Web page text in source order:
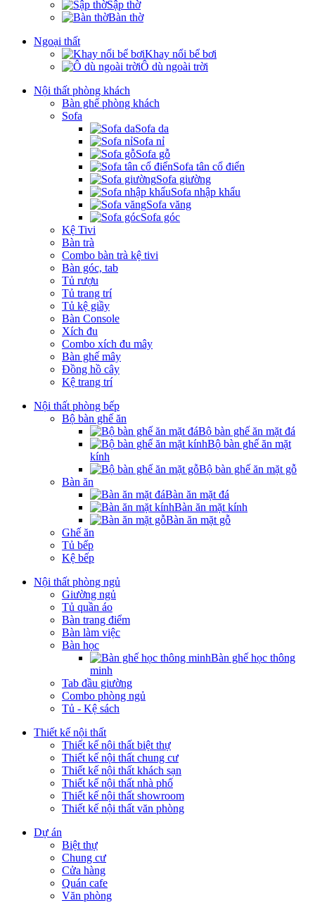
Sập thờ
Bàn thờ
Ngoại thất
Khay nổi bể bơi
Ô dù ngoài trời
Nội thất phòng khách
Bàn ghế phòng khách
Sofa
Sofa da
Sofa nỉ
Sofa gỗ
Sofa tân cổ điển
Sofa giường
Sofa nhập khẩu
Sofa văng
Sofa góc
Kệ Tivi
Bàn trà
Combo bàn trà kệ tivi
Bàn góc, tab
Tủ rượu
Tủ trang trí
Tủ kệ giầy
Bàn Console
Xích đu
Combo xích đu mây
Bàn ghế mây
Đồng hồ cây
Kệ trang trí
Nội thất phòng bếp
Bộ bàn ghế ăn
Bộ bàn ghế ăn mặt đá
Bộ bàn ghế ăn mặt
kính
Bộ bàn ghế ăn mặt gỗ
Bàn ăn
Bàn ăn mặt đá
Bàn ăn mặt kính
Bàn ăn mặt gỗ
Ghế ăn
Tủ bếp
Kệ bếp
Nội thất phòng ngủ
Giường ngủ
Tủ quần áo
Bàn trang điểm
Bàn làm việc
Bàn học
Bàn ghế học thông
minh
Tab đầu giường
Combo phòng ngủ
Tủ - Kệ sách
Thiết kế nội thất
Thiết kế nội thất biệt thự
Thiết kế nội thất chung cư
Thiết kế nội thất khách sạn
Thiết kế nội thất nhà phố
Thiết kế nội thất showroom
Thiết kế nội thất văn phòng
Dự án
Biệt thự
Chung cư
Cửa hàng
Quán cafe
Văn phòng